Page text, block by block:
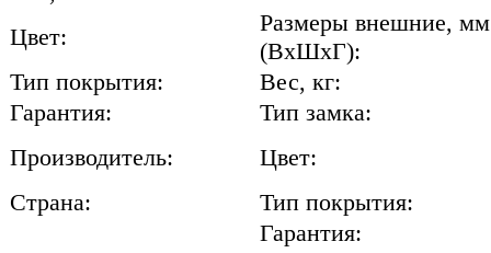
Цвет:
Размеры внешние, мм
(ВхШхГ):
Тип покрытия:
Вес, кг:
Гарантия:
Тип замка:
Производитель:
Цвет:
Страна:
Тип покрытия:
Гарантия: